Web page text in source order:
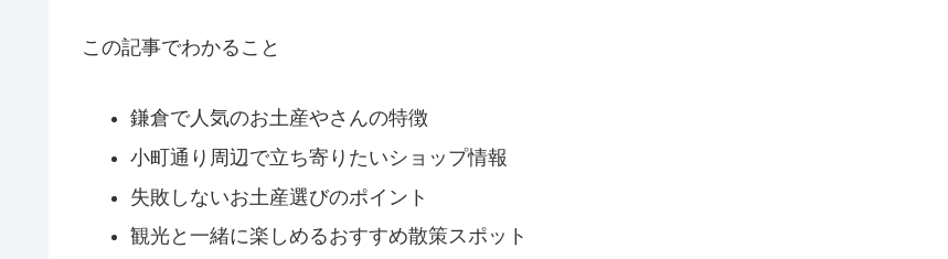
この記事でわかること
鎌倉で人気のお土産やさんの特徴
小町通り周辺で立ち寄りたいショップ情報
失敗しないお土産選びのポイント
観光と一緒に楽しめるおすすめ散策スポット